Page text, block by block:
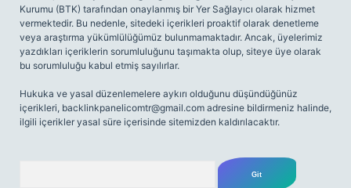
Kurumu (BTK) tarafından onaylanmış bir Yer Sağlayıcı olarak hizmet
vermektedir. Bu nedenle, sitedeki içerikleri proaktif olarak denetleme
veya araştırma yükümlülüğümüz bulunmamaktadır. Ancak, üyelerimiz
yazdıkları içeriklerin sorumluluğunu taşımakta olup, siteye üye olarak
bu sorumluluğu kabul etmiş sayılırlar.
Hukuka ve yasal düzenlemelere aykırı olduğunu düşündüğünüz
içerikleri, backlinkpanelicomtr@gmail.com adresine bildirmeniz halinde,
ilgili içerikler yasal süre içerisinde sitemizden kaldırılacaktır.